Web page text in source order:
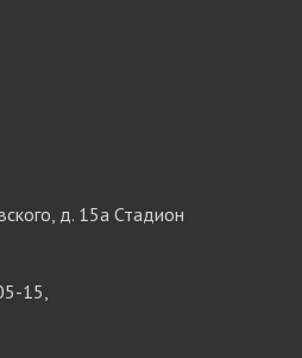
д. 15а Стадион
15,